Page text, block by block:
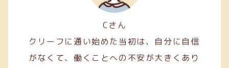
Cさん
クリーフに通い始めた当初は、自分に自信
がなくて、働くことへの不安が大きくあり